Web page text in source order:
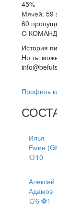
45%
Мячей: 59
60
О
История
Но ты
Профиль
Илья
Емин
👕10
Алексей
Адамов
👕6 ⚽1